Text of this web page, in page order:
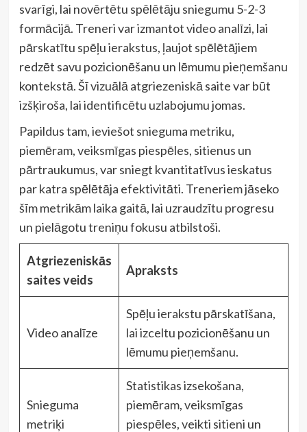
svarīgi, lai novērtētu spēlētāju sniegumu 5-2-3
formācijā. Treneri var izmantot video analīzi, lai
pārskatītu spēļu ierakstus, ļaujot spēlētājiem
redzēt savu pozicionēšanu un lēmumu pieņemšanu
kontekstā. Šī vizuālā atgriezeniskā saite var būt
izšķiroša, lai identificētu uzlabojumu jomas.
Papildus tam, ieviešot snieguma metriku,
piemēram, veiksmīgas piespēles, sitienus un
pārtraukumus, var sniegt kvantitatīvus ieskatus
par katra spēlētāja efektivitāti. Treneriem jāseko
šīm metrikām laika gaitā, lai uzraudzītu progresu
un pielāgotu treniņu fokusu atbilstoši.
Atgriezeniskās
saites veids
Apraksts
Video analīze
Spēļu ierakstu pārskatīšana,
lai izceltu pozicionēšanu un
lēmumu pieņemšanu.
Snieguma
metriķi
Statistikas izsekošana,
piemēram, veiksmīgas
piespēles, veikti sitieni un